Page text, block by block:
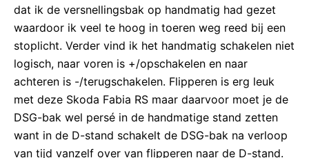
dat ik de versnellingsbak op handmatig had gezet
waardoor ik veel te hoog in toeren weg reed bij een
stoplicht. Verder vind ik het handmatig schakelen niet
logisch, naar voren is +/opschakelen en naar
achteren is -/terugschakelen. Flipperen is erg leuk
met deze Skoda Fabia RS maar daarvoor moet je de
DSG-bak wel persé in de handmatige stand zetten
want in de D-stand schakelt de DSG-bak na verloop
van tijd vanzelf over van flipperen naar de D-stand.